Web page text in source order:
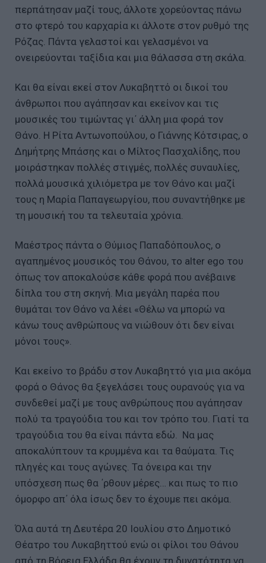
περπάτησαν μαζί τους, άλλοτε χορεύοντας πάνω
στο φτερό του καρχαρία κι άλλοτε στον ρυθμό της
Ρόζας. Πάντα γελαστοί και γελασμένοι να
ονειρεύονται ταξίδια και μια θάλασσα στη σκάλα.
Και θα είναι εκεί στον Λυκαβηττό οι δικοί του
άνθρωποι που αγάπησαν και εκείνον και τις
μουσικές του τιμώντας γι΄ άλλη μια φορά τον
Θάνο. Η Ρίτα Αντωνοπούλου, ο Γιάννης Κότσιρας, ο
Δημήτρης Μπάσης και ο Μίλτος Πασχαλίδης, που
μοιράστηκαν πολλές στιγμές, πολλές συναυλίες,
πολλά μουσικά χιλιόμετρα με τον Θάνο και μαζί
τους η Μαρία Παπαγεωργίου, που συναντήθηκε με
τη μουσική του τα τελευταία χρόνια.
Μαέστρος πάντα ο Θύμιος Παπαδόπουλος, ο
αγαπημένος μουσικός του Θάνου, το alter ego του
όπως τον αποκαλούσε κάθε φορά που ανέβαινε
δίπλα του στη σκηνή. Μια μεγάλη παρέα που
θυμάται τον Θάνο να λέει «Θέλω να μπορώ να
κάνω τους ανθρώπους να νιώθουν ότι δεν είναι
μόνοι τους».
Και εκείνο το βράδυ στον Λυκαβηττό για μια ακόμα
φορά ο Θάνος θα ξεγελάσει τους ουρανούς για να
συνδεθεί μαζί με τους ανθρώπους που αγάπησαν
πολύ τα τραγούδια του και τον τρόπο του. Γιατί τα
τραγούδια του θα είναι πάντα εδώ. Να μας
αποκαλύπτουν τα κρυμμένα και τα θαύματα. Τις
πληγές και τους αγώνες. Τα όνειρα και την
υπόσχεση πως θα ΄ρθουν μέρες… και πως το πιο
όμορφο απ΄ όλα ίσως δεν το έχουμε πει ακόμα.
Όλα αυτά τη Δευτέρα 20 Ιουλίου στο Δημοτικό
Θέατρο του Λυκαβηττού ενώ οι φίλοι του Θάνου
από τη Βόρεια Ελλάδα θα έχουν τη δυνατότητα να